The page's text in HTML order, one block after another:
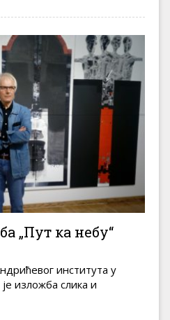
„Пут ка небу“
института у
изложба слика и